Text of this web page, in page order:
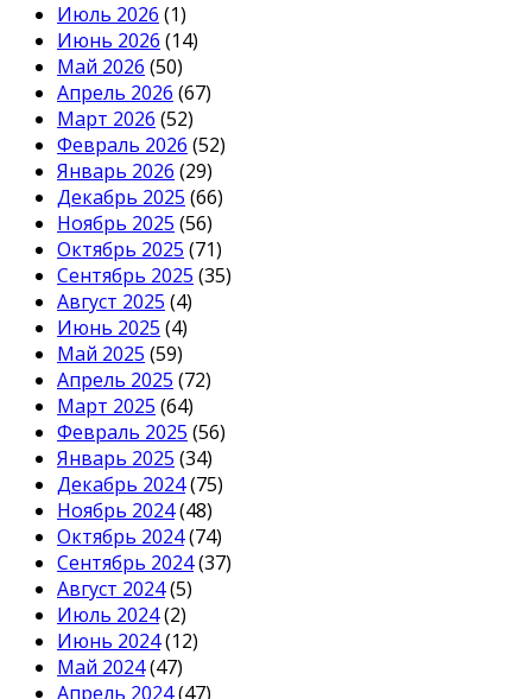
Июль 2026 (1)
Июнь 2026 (14)
Май 2026 (50)
Апрель 2026 (67)
Март 2026 (52)
Февраль 2026 (52)
Январь 2026 (29)
Декабрь 2025 (66)
Ноябрь 2025 (56)
Октябрь 2025 (71)
Сентябрь 2025 (35)
Август 2025 (4)
Июнь 2025 (4)
Май 2025 (59)
Апрель 2025 (72)
Март 2025 (64)
Февраль 2025 (56)
Январь 2025 (34)
Декабрь 2024(75)
Ноябрь 2024(48)
Октябрь 2024(74)
Сентябрь 2024(37)
Август 2024(5)
Июль 2024(2)
Июнь 2024(12)
Май 2024(47)
Апрель 2024(47)